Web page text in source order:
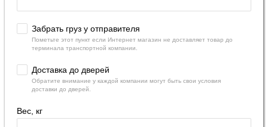
Забрать груз у отправителя
Пометьте этот пункт если Интернет магазин не доставляет товар до
терминала транспортной компании.
Доставка до дверей
Обратите внимание у каждой компании могут быть свои условия
доставки до дверей.
Вес, кг